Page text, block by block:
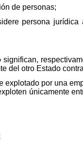
de personas;
persona jurídica
del otro Estado
explotado por una
únicamente